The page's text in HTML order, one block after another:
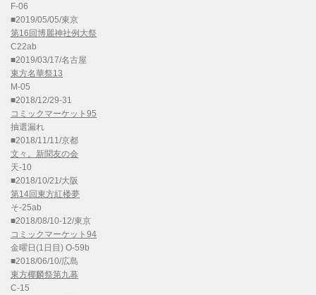
F-06
■2019/05/05/東京
第16回博麗神社例大祭
C22ab
■2019/03/17/名古屋
東方名華祭13
M-05
■2018/12/29-31
コミックマーケット95
抽選漏れ
■2018/11/11/京都
文々。新聞友の会
天-10
■2018/10/21/大阪
第14回東方紅楼夢
そ-25ab
■2018/08/10-12/東京
コミックマーケット94
金曜日(1日目) O-59b
■2018/06/10/広島
東方椰麟祭第九幕
C-15